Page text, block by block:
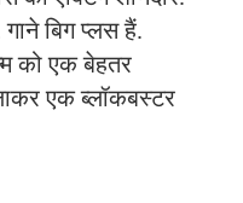
बिग प्लस हैं.
को एक बेहतर
एक ब्लॉकबस्टर